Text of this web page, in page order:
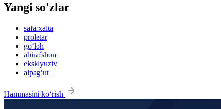
Yangi so'zlar
safarxalta
proletar
go‘loh
abirafshon
eksklyuziv
alpag‘ut
Hammasini ko‘rish